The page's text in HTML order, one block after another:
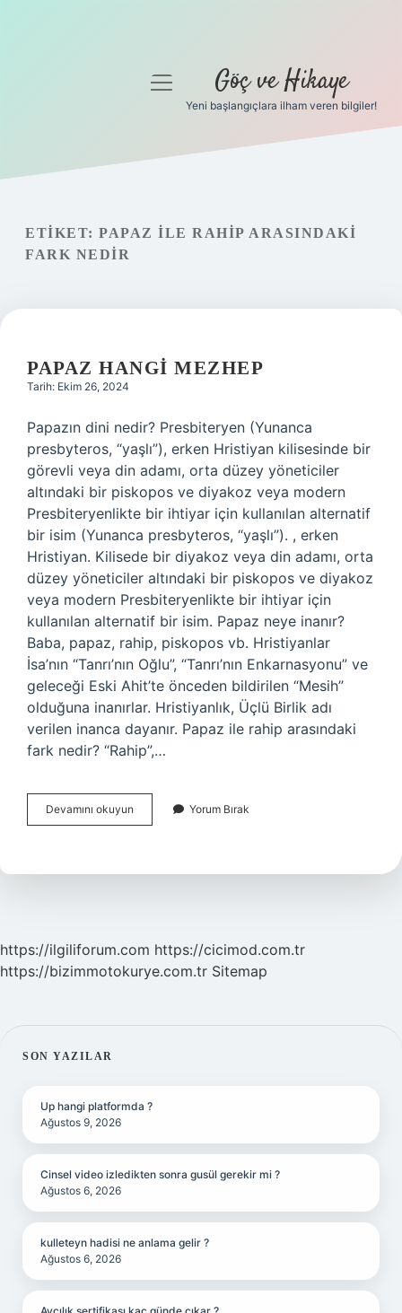
Gizlilik Politikası
Hakkımızda
menüyü
Göç ve Hikaye
Yeni başlangıçlara ilham veren bilgiler!
ETIKET: PAPAZ ILE RAHIP ARASINDAKI
FARK NEDIR
PAPAZ HANGI MEZHEP
Tarih: Ekim 26, 2024
Papazın dini nedir? Presbiteryen (Yunanca
presbyteros, “yaşlı”), erken Hristiyan kilisesinde bir
görevli veya din adamı, orta düzey yöneticiler
altındaki bir piskopos ve diyakoz veya modern
Presbiteryenlikte bir ihtiyar için kullanılan alternatif
bir isim (Yunanca presbyteros, “yaşlı”). , erken
Hristiyan. Kilisede bir diyakoz veya din adamı, orta
düzey yöneticiler altındaki bir piskopos ve diyakoz
veya modern Presbiteryenlikte bir ihtiyar için
kullanılan alternatif bir isim. Papaz neye inanır?
Baba, papaz, rahip, piskopos vb. Hristiyanlar
İsa’nın “Tanrı’nın Oğlu”, “Tanrı’nın Enkarnasyonu” ve
geleceği Eski Ahit’te önceden bildirilen “Mesih”
olduğuna inanırlar. Hristiyanlık, Üçlü Birlik adı
verilen inanca dayanır. Papaz ile rahip arasındaki
fark nedir? “Rahip”,…
Devamını okuyun
Hangi
Yorum Bırak
https://ilgiliforum.com https://cicimod.com.tr
https://bizimmotokurye.com.tr Sitemap
SIDEBAR
SON YAZILAR
Up hangi platformda ?
Ağustos 9, 2026
Cinsel video izledikten sonra gusül gerekir mi ?
Ağustos 6, 2026
kulleteyn hadisi ne anlama gelir ?
Ağustos 6, 2026